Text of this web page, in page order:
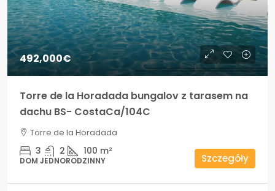
492,000€
Torre de la Horadada bungalov z tarasem na
dachu BS- CostaCa/104C
Torre de la Horadada
3 2 100 m²
DOM JEDNORODZINNY Szczegóły